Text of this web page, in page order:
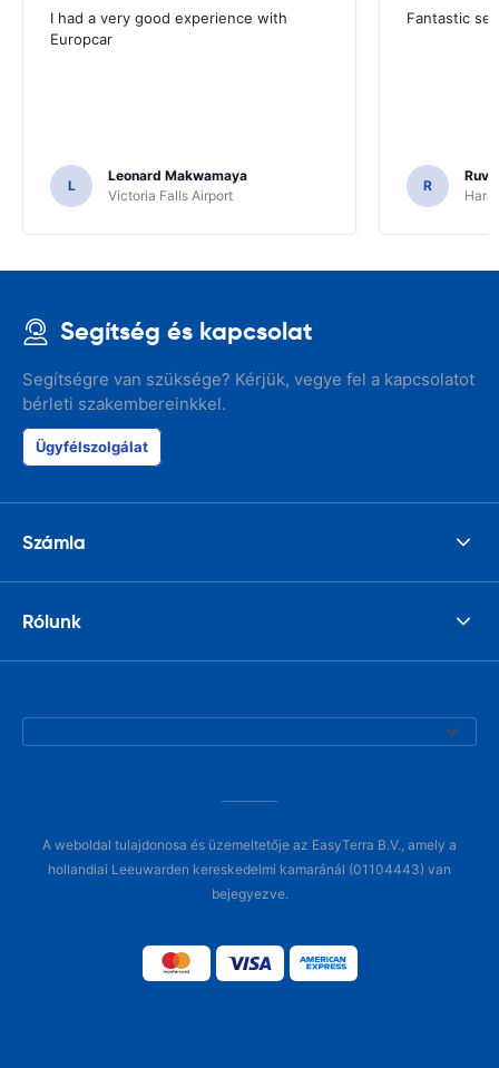
I had a very good experience with
Europcar
L
Leonard Makwamaya
Victoria Falls Airport
Fantastic
R
Segítség és kapcsolat
Segítségre van szüksége? Kérjük, vegye fel a kapcsolatot
bérleti szakembereinkkel.
Ügyfélszolgálat
Számla
Rólunk
A weboldal tulajdonosa és üzemeltetője az EasyTerra B.V., amely a
hollandiai Leeuwarden kereskedelmi kamaránál (01104443) van
bejegyezve.